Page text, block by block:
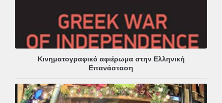
Κινηματογραφικό αφιέρωμα στην Ελληνική
Επανάσταση